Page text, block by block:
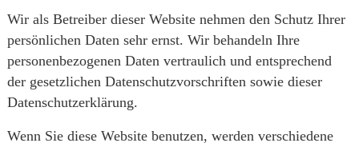
Wir als Betreiber dieser Website nehmen den Schutz Ihrer
persönlichen Daten sehr ernst. Wir behandeln Ihre
personenbezogenen Daten vertraulich und entsprechend
der gesetzlichen Datenschutzvorschriften sowie dieser
Datenschutzerklärung.
Wenn Sie diese Website benutzen, werden verschiedene